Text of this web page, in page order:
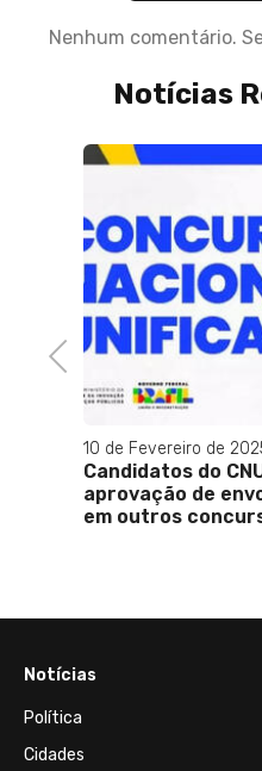
Nenhum comentário.
Notícias
Previous
denunciam
em fraudes
19 de
Ex-
Notícias
Política
Cidades